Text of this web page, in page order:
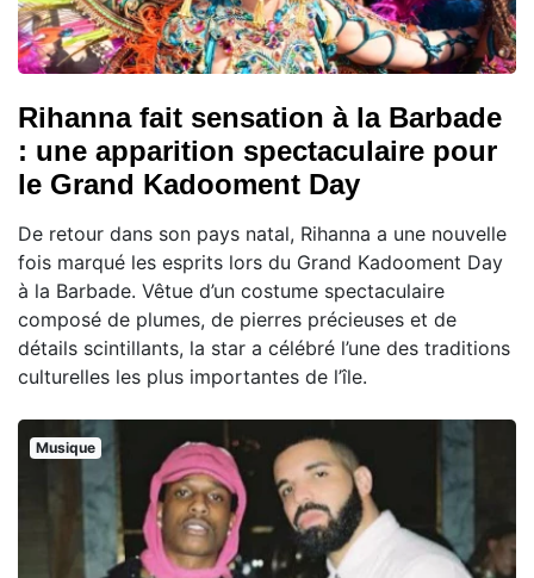
Rihanna fait sensation à la Barbade
: une apparition spectaculaire pour
le Grand Kadooment Day
De retour dans son pays natal, Rihanna a une nouvelle
fois marqué les esprits lors du Grand Kadooment Day
à la Barbade. Vêtue d’un costume spectaculaire
composé de plumes, de pierres précieuses et de
détails scintillants, la star a célébré l’une des traditions
culturelles les plus importantes de l’île.
Musique